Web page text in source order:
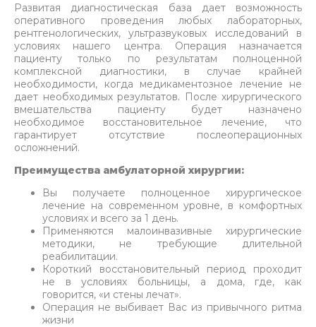
Развитая диагностическая база дает возможность
оперативного проведения любых лабораторных,
рентгенологических, ультразвуковых исследований в
условиях нашего центра. Операция назначается
пациенту только по результатам полноценной
комплексной диагностики, в случае крайней
необходимости, когда медикаментозное лечение не
дает необходимых результатов. После хирургического
вмешательства пациенту будет назначено
необходимое восстановительное лечение, что
гарантирует отсутствие послеоперационных
осложнений.
Преимущества амбулаторной хирургии:
Вы получаете полноценное хирургическое
лечение на современном уровне, в комфортных
условиях и всего за 1 день.
Применяются малоинвазивные хирургические
методики, не требующие длительной
реабилитации.
Короткий восстановительный период проходит
не в условиях больницы, а дома, где, как
говорится, «и стены лечат».
Операция не выбивает Вас из привычного ритма
жизни